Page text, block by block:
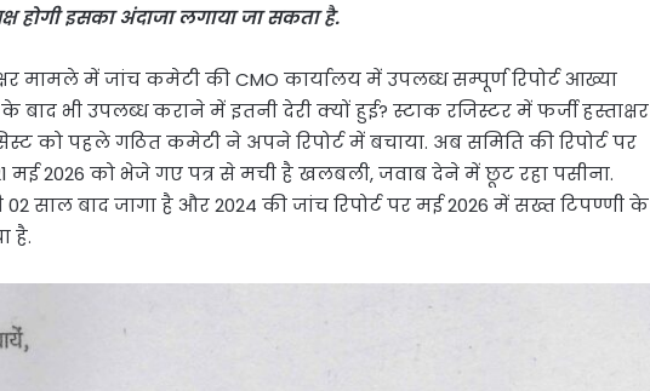
होगी इसका अंदाजा लगाया जा सकता है.
मामले में जांच कमेटी की CMO कार्यालय में उपलब्ध सम्पूर्ण रिपोर्ट आख्या
भी उपलब्ध कराने में इतनी देरी क्यों हुई? स्टाक रजिस्टर में फर्जी हस्ताक्षर
को पहले गठित कमेटी ने अपने रिपोर्ट में बचाया. अब समिति की रिपोर्ट पर
मई 2026 को भेजे गए पत्र से मची है खलबली, जवाब देने में छूट रहा पसीना.
साल बाद जागा है और 2024 की जांच रिपोर्ट पर मई 2026 में सख्त टिपण्णी के
है.